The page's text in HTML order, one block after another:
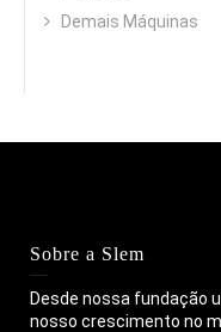
Demais Máquinas
Sobre a Slem
Desde nossa fundação
nosso crescimento no